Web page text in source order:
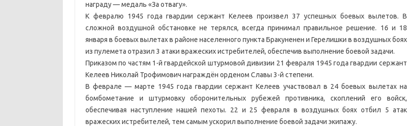
награду — медаль «За отвагу».
К февралю 1945 года гвардии сержант Келеев произвел 37 успешных боевых вылетов. В
сложной воздушной обстановке не терялся, всегда принимал правильное решение. 16 и 18
января в боевых вылетах в районе населенного пункта Бракуненен и Герелишки в воздушных боях
из пулемета отразил 3 атаки вражеских истребителей, обеспечив выполнение боевой задачи.
Приказом по частям 1-й гвардейской штурмовой дивизии 21 февраля 1945 года гвардии сержант
Келеев Николай Трофимович награждён орденом Славы 3-й степени.
В феврале — марте 1945 года гвардии сержант Келеев участвовал в 24 боевых вылетах на
бомбометание и штурмовку оборонительных рубежей противника, скоплений его войск,
обеспечивая наступление нашей пехоты. 22 и 25 февраля в воздушных боях отбил 5 атак
вражеских истребителей, тем самым ускорил выполнение боевой задачи экипажу.